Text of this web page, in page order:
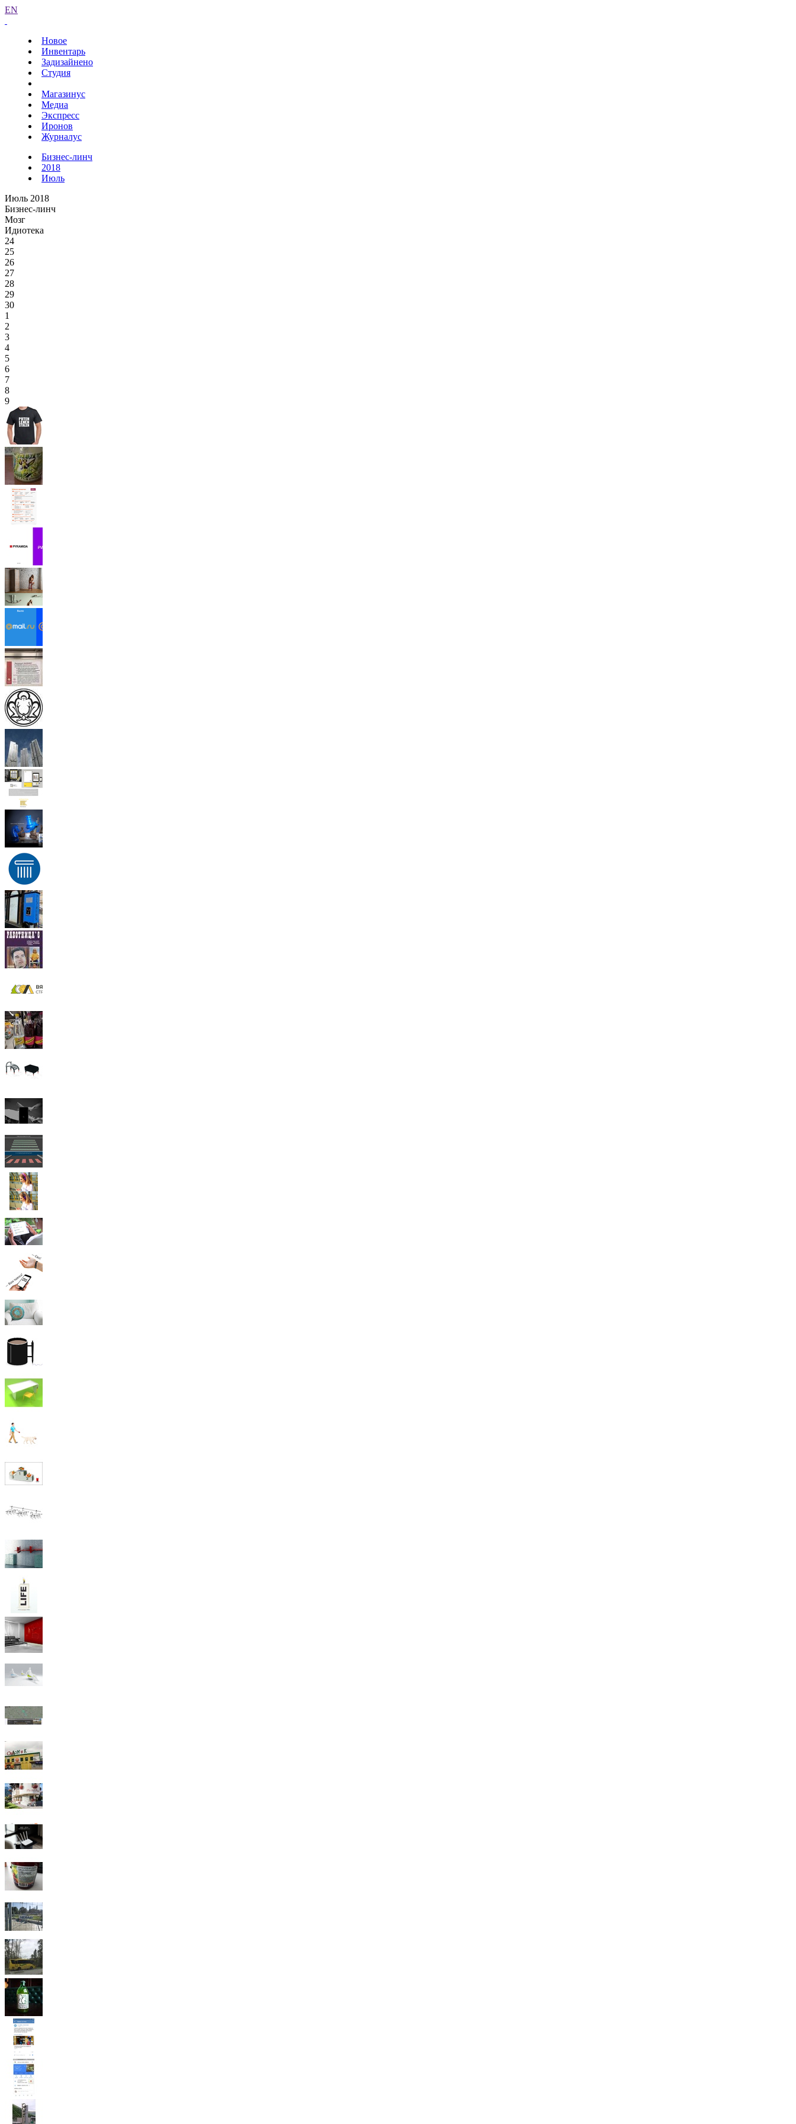
EN
Новое
Инвентарь
Задизайнено
Студия
Магазинус
Медиа
Экспресс
Иронов
Журналус
Бизнес-линч
2018
Июль
Июль 2018
Бизнес-линч
Мозг
Идиотека
24
25
26
27
28
29
30
1
2
3
4
5
6
7
8
9